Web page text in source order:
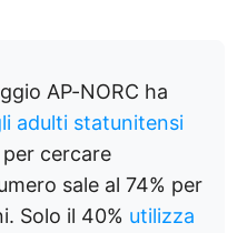
AP-NORC ha
adulti statunitensi
cercare
sale al 74% per
Solo il 40% utilizza